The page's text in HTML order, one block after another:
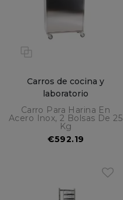
Carros de cocina y
laboratorio
Carro Para Harina En
Acero Inox, 2 Bolsas De 25
Kg
€592.19